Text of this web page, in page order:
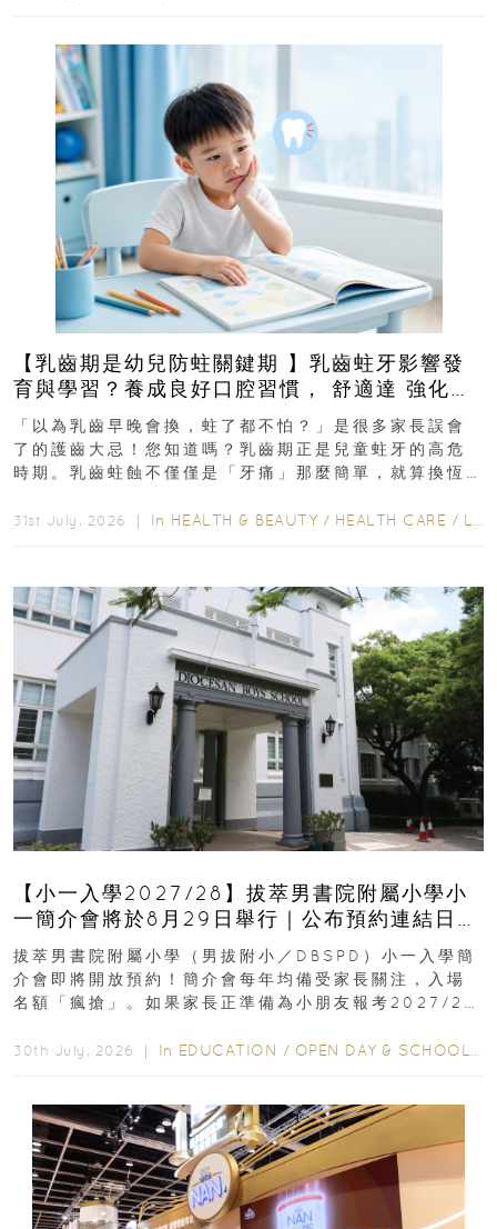
【乳齒期是幼兒防蛀關鍵期 】乳齒蛀牙影響發
育與學習？養成良好口腔習慣， 舒適達 強化琺
瑯質 兒童牙膏防護指南
「以為乳齒早晚會換，蛀了都不怕？」是很多家長誤會
了的護齒大忌！您知道嗎？乳齒期正是兒童蛀牙的高危
時期。乳齒蛀蝕不僅僅是「牙痛」那麼簡單，就算換恆
31st July, 2026 ｜ In HEALTH & BEAUTY / HEALTH CARE / LIFESTYLE
【小一入學2027/28】拔萃男書院附屬小學小
一簡介會將於8月29日舉行｜公布預約連結日期
｜更設有網上重溫
拔萃男書院附屬小學（男拔附小／DBSPD）小一入學簡
介會即將開放預約！簡介會每年均備受家長關注，入場
名額「瘋搶」。如果家長正準備為小朋友報考2027/28
30th July, 2026 ｜ In EDUCATION / OPEN DAY & SCHOOL EVENTS